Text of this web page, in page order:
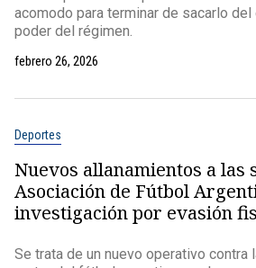
acomodo para terminar de sacarlo
poder del régimen.
febrero 26, 2026
Deportes
Nuevos allanamientos a las
Asociación de Fútbol
investigación por evasión
Se trata de un nuevo operativo